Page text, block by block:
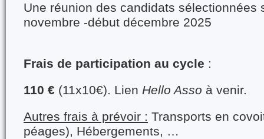
Une réunion des candidats sélectionnées
novembre -début décembre 2025
Frais de participation au cycle :
110 € (11x10€). Lien Hello Asso à venir.
Autres frais à prévoir : Transports en
péages), Hébergements, …